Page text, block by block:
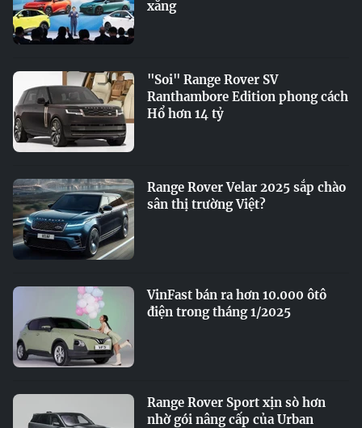
xăng
"Soi" Range Rover SV
Ranthambore Edition phong cách
Hổ hơn 14 tỷ
Range Rover Velar 2025 sắp chào
sân thị trường Việt?
VinFast bán ra hơn 10.000 ôtô
điện trong tháng 1/2025
Range Rover Sport xịn sò hơn
nhờ gói nâng cấp của Urban